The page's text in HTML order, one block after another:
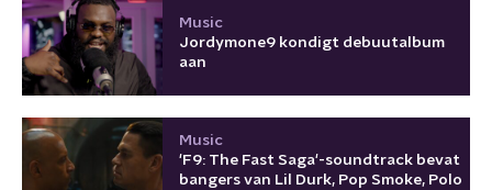
Music
Jordymone9 kondigt debuutalbum
aan
Music
'F9: The Fast Saga'-soundtrack bevat
bangers van Lil Durk, Pop Smoke, Polo